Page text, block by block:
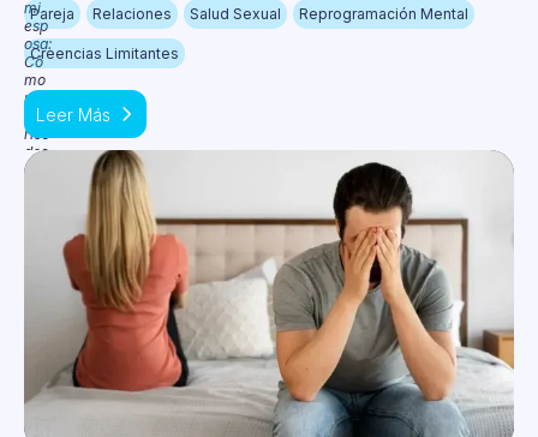
Pareja Relaciones Salud Sexual Reprogramación Mental
Creencias Limitantes
Leer Más